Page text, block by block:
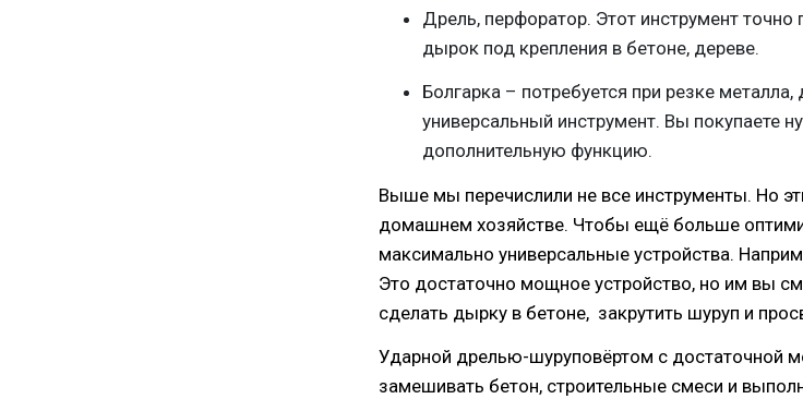
Дрель, перфоратор. Этот инструмент точно
дырок под крепления в бетоне, дереве.
Болгарка – потребуется при резке
универсальный инструмент. Вы покупаете
дополнительную функцию.
Выше мы перечислили не все инструменты. Но
домашнем хозяйстве. Чтобы ещё больше
максимально универсальные устройства.
Это достаточно мощное устройство, но им вы
сделать дырку в бетоне, закрутить шуруп и
Ударной дрелью-шуруповёртом с
замешивать бетон, строительные смеси и